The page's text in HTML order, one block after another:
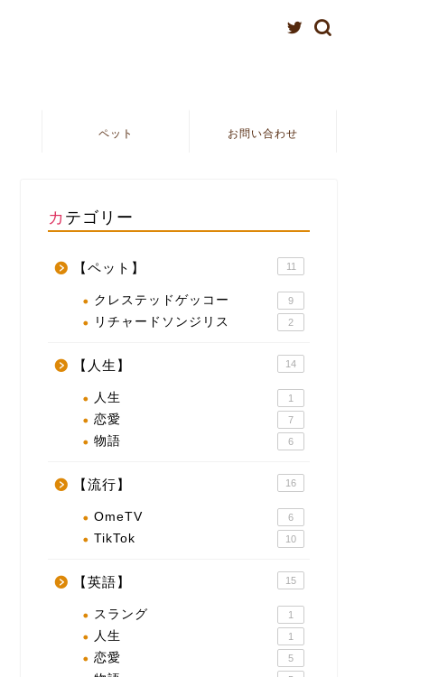
ペット お問い合わせ
カテゴリー
【ペット】 11
クレステッドゲッコー 9
リチャードソンジリス 2
【人生】 14
人生 1
恋愛 7
物語 6
【流行】 16
OmeTV 6
TikTok 10
【英語】 15
スラング 1
人生 1
恋愛 5